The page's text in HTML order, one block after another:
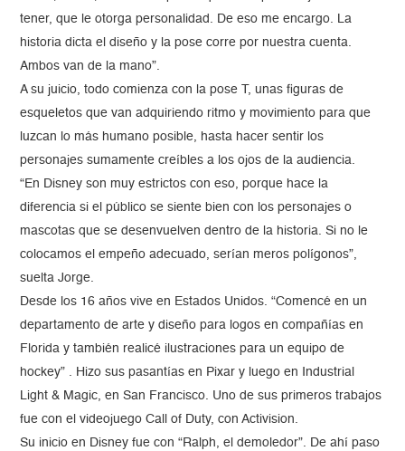
tener, que le otorga personalidad. De eso me encargo. La
historia dicta el diseño y la pose corre por nuestra cuenta.
Ambos van de la mano”.
A su juicio, todo comienza con la pose T, unas figuras de
esqueletos que van adquiriendo ritmo y movimiento para que
luzcan lo más humano posible, hasta hacer sentir los
personajes sumamente creíbles a los ojos de la audiencia.
“En Disney son muy estrictos con eso, porque hace la
diferencia si el público se siente bien con los personajes o
mascotas que se desenvuelven dentro de la historia. Si no le
colocamos el empeño adecuado, serían meros polígonos”,
suelta Jorge.
Desde los 16 años vive en Estados Unidos. “Comencé en un
departamento de arte y diseño para logos en compañías en
Florida y también realicé ilustraciones para un equipo de
hockey” . Hizo sus pasantías en Pixar y luego en Industrial
Light & Magic, en San Francisco. Uno de sus primeros trabajos
fue con el videojuego Call of Duty, con Activision.
Su inicio en Disney fue con “Ralph, el demoledor”. De ahí paso